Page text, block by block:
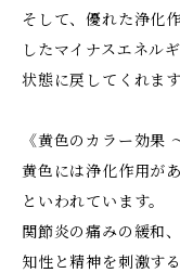
そして、優れた浄化
したマイナスエネル
状態に戻してくれます
《黄色のカラー効果
黄色には浄化作用が
といわれています。
関節炎の痛みの緩和
知性と精神を刺激す